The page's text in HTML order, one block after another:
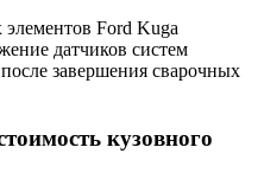
Ford Kuga
датчиков систем
завершения сварочных
кузовного